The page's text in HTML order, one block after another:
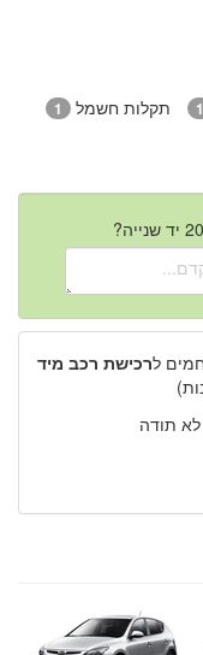
1 תקלות חשמל 1
לרכישת רכב מיד
לא תודה